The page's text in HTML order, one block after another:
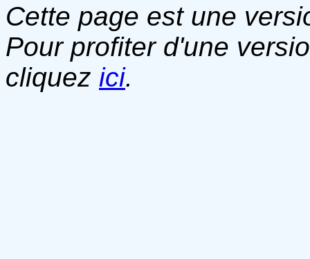
Cette page est une
Pour profiter d'une
cliquez ici.